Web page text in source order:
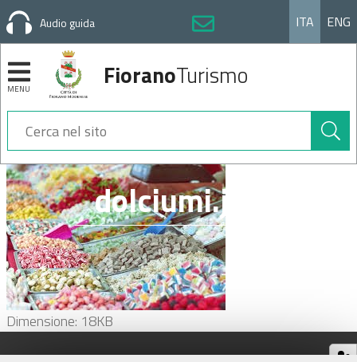
Audio guida ITA ENG
MENU FioranoTurismo
Cerca
nel
sito
Sezioni
dolciumi.jpg
Clicca
Dimensione: 18KB